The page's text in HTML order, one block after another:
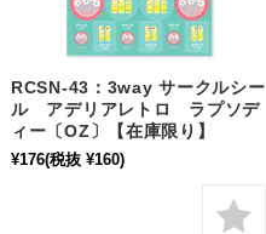
RCSN-43：3way サークルシー
ル アデリアレトロ ラプソデ
ィー〔OZ〕【在庫限り】
¥176(税抜 ¥160)